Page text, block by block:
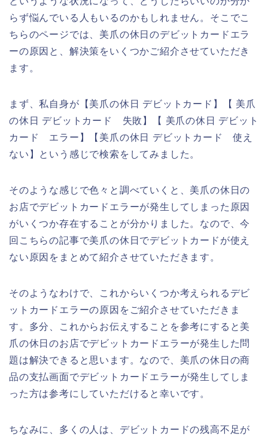
らず悩んでいる人もいるのかもしれません。そこでこ
ちらのページでは、美爪の休日のデビットカードエラ
ーの原因と、解決策をいくつかご紹介させていただき
ます。
まず、私自身が【美爪の休日 デビットカード】【 美爪
の休日 デビットカード 失敗】【 美爪の休日 デビット
カード エラー】【美爪の休日 デビットカード 使え
ない】という感じで検索をしてみました。
そのような感じで色々と調べていくと、美爪の休日の
お店でデビットカードエラーが発生してしまった原因
がいくつか存在することが分かりました。なので、今
回こちらの記事で美爪の休日でデビットカードが使え
ない原因をまとめて紹介させていただきます。
そのようなわけで、これからいくつか考えられるデビ
ットカードエラーの原因をご紹介させていただきま
す。多分、これからお伝えすることを参考にすると美
爪の休日のお店でデビットカードエラーが発生した問
題は解決できると思います。なので、美爪の休日の商
品の支払画面でデビットカードエラーが発生してしま
った方は参考にしていただけると幸いです。
ちなみに、多くの人は、デビットカードの残高不足が